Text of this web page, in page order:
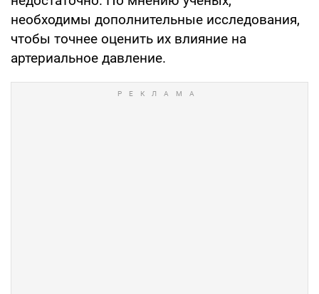
необходимы дополнительные исследования,
чтобы точнее оценить их влияние на
артериальное давление.